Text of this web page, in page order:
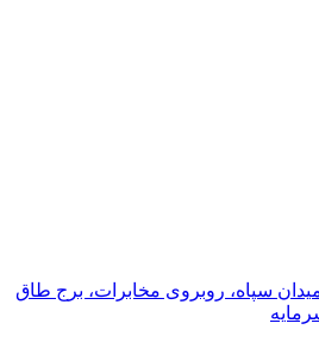
سپاه، روبروی مخابرات، برج طاق